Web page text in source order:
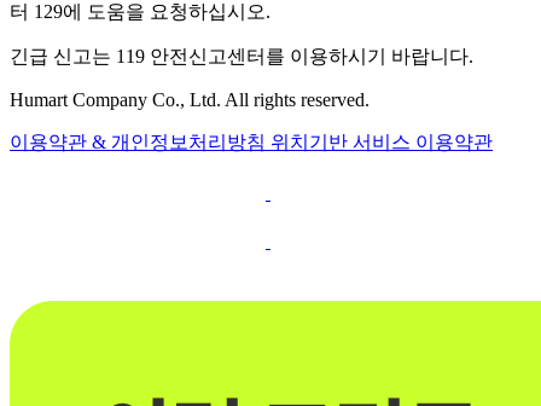
터 129에 도움을 요청하십시오.
긴급 신고는 119 안전신고센터를 이용하시기 바랍니다.
Humart Company Co., Ltd. All rights reserved.
이용약관 & 개인정보처리방침 위치기반 서비스 이용약관